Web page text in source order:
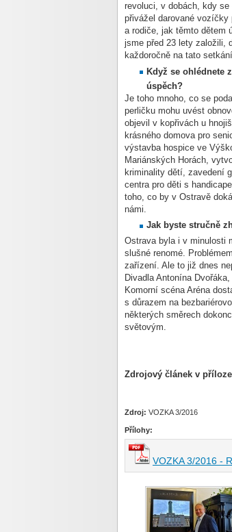
revoluci, v dobách, kdy
přivážel darované
a rodiče, jak těmto dětem
jsme před 23 lety založili,
každoročně na tato
Když se ohlédnete
úspěch?
Je toho mnoho, co se
perličku mohu uvést
objevil v kopřivách u
krásného domova pro
výstavba hospice ve
Mariánských Horách,
kriminality dětí, zavedení
centra pro děti s
toho, co by v Ostravě
námi.
Jak byste stručně
Ostrava byla i v minulosti
slušné renomé.
zařízení. Ale to již dnes
Divadla Antonína
Komorní scéna Aréna
s důrazem na
některých směrech
světovým.
Zdrojový článek v příloze
Zdroj: VOZKA 3/2016
Přílohy:
VOZKA 3/2016 -